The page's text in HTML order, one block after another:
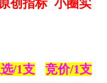
创指标 小圈实
/1支
竞价/1支